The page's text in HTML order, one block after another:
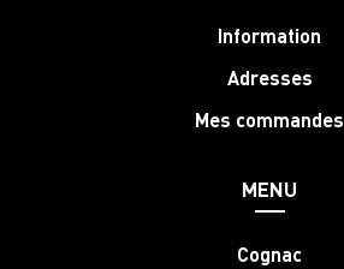
Information
Adresses
Mes commandes
MENU
Cognac